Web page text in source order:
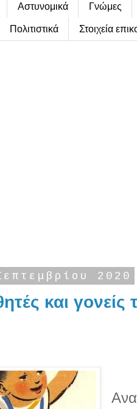
Αστυνομικά Γνώμες
Πολιτιστικά Στοιχεία
2020
και γονείς